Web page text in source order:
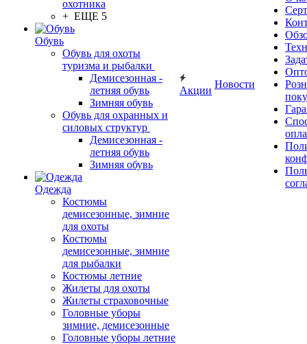
охотника
+ ЕЩЕ 5
Обувь
Обувь для охоты
туризма и рыбалки
Демисезонная -
летняя обувь
Зимняя обувь
Обувь для охранных и
силовых структур
Демисезонная -
летняя обувь
Зимняя обувь
Одежда
Костюмы
демисезонные, зимние
для охоты
Костюмы
демисезонные, зимние
для рыбалки
Костюмы летние
Жилеты для охоты
Жилеты страховочные
Головные уборы
зимние, демисезонные
Головные уборы летние
Акции
Новости